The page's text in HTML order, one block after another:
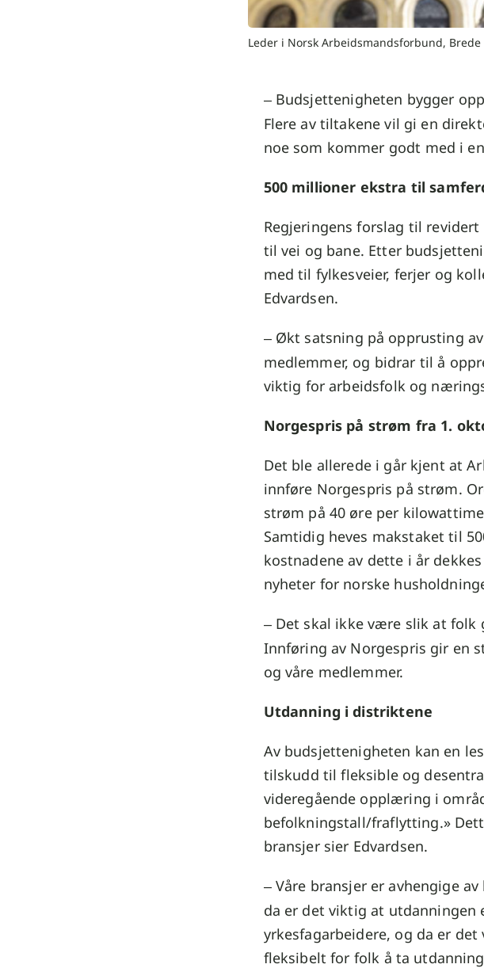
Leder i Norsk Arbeidsmandsforbund, Brede
– Budsjettenigheten bygger
Flere av tiltakene vil gi en
noe som kommer godt med i
500 millioner ekstra til
Regjeringens forslag til
til vei og bane. Etter
med til fylkesveier, ferjer og
Edvardsen.
– Økt satsning på opprusting
medlemmer, og bidrar til å
viktig for arbeidsfolk og
Norgespris på strøm fra 1.
Det ble allerede i går kjent at
innføre Norgespris på strøm.
strøm på 40 øre per
Samtidig heves makstaket til
kostnadene av dette i år
nyheter for norske
– Det skal ikke være slik at folk
Innføring av Norgespris gir en
og våre medlemmer.
Utdanning i distriktene
Av budsjettenigheten kan en
tilskudd til fleksible og
videregående opplæring i
befolkningstall/fraflytting.»
bransjer sier Edvardsen.
– Våre bransjer er avhengige
da er det viktig at
yrkesfagarbeidere, og da er
fleksibelt for folk å ta